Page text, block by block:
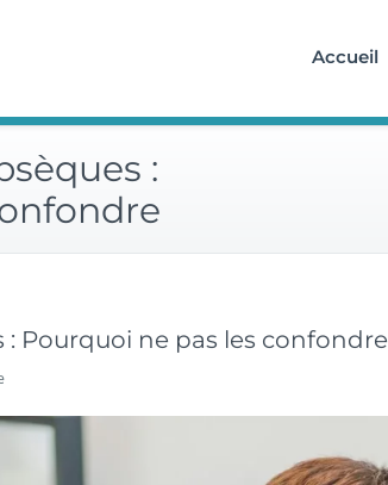
Accueil
:
: Pourquoi ne pas les confondre